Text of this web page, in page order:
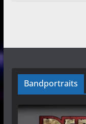
Bandportraits